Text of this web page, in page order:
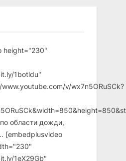
height="230"
1botldu"
v/wx7n5ORuSCk?
области дожди,
[embedplusvideo
1eX29Gb"